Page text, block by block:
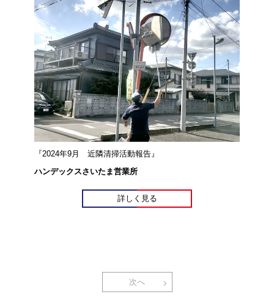
『2024年9月 近隣清掃活動報告』
ハンデックスさいたま営業所
詳しく見る
次へ